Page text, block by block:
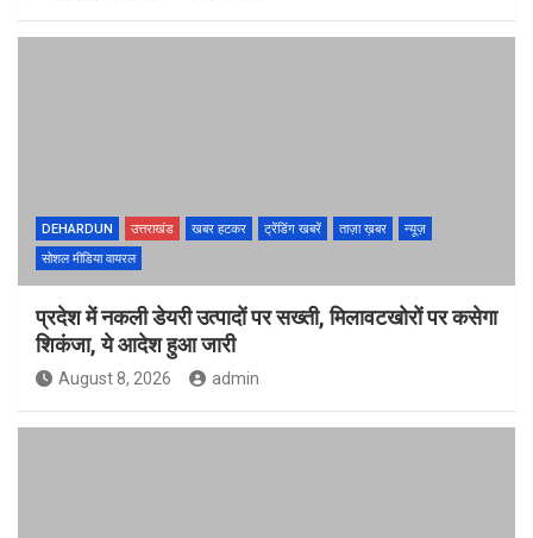
DEHARDUN उत्तराखंड खबर हटकर ट्रेंडिंग खबरें ताज़ा ख़बर
न्यूज़
सोशल मीडिया वायरल
प्रदेश में नकली डेयरी उत्पादों पर सख्ती, मिलावटखोरों पर कसेगा
शिकंजा, ये आदेश हुआ जारी
August 8, 2026 admin